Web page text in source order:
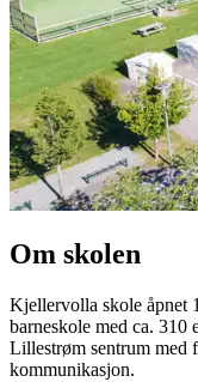
Om skolen
Kjellervolla skole åpnet
barneskole med ca. 310
Lillestrøm sentrum med
kommunikasjon.